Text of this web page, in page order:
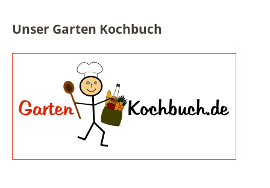
Unser Garten Kochbuch